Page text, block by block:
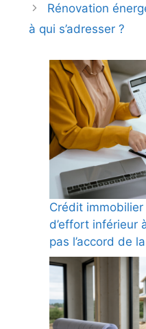
Rénovation
à qui s’adresser ?
Crédit
d’effort inférieur
pas l’accord de